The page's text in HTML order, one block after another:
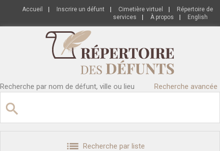
Accueil Inscrire un défunt Cimetière virtuel
Répertoire de
services
À propos English
Recherche par nom de défunt, ville ou lieu Recherche avancée
Recherche par liste